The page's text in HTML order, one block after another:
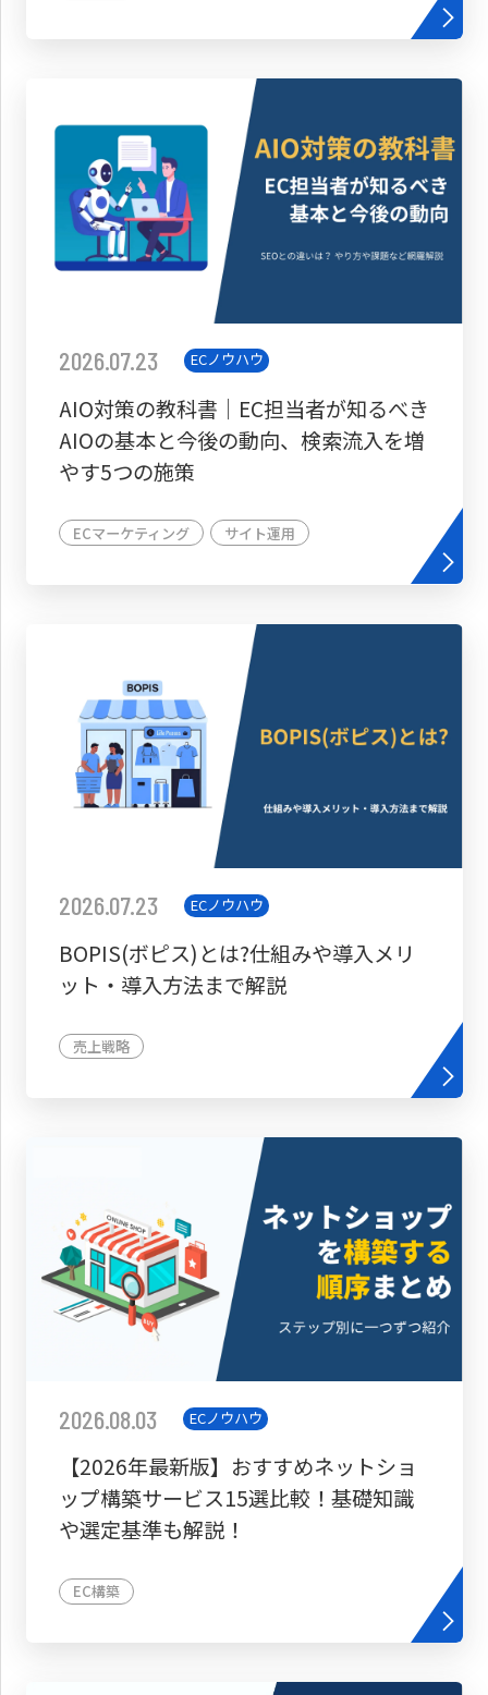
2026.07.23 ECノウハウ
AIO対策の教科書│EC担当者が知るべき
AIOの基本と今後の動向、検索流入を増
やす5つの施策
ECマーケティング サイト運用
2026.07.23 ECノウハウ
BOPIS(ボピス)とは?仕組みや導入メリ
ット・導入方法まで解説
売上戦略
2026.08.03 ECノウハウ
【2026年最新版】おすすめネットショ
ップ構築サービス15選比較！基礎知識
や選定基準も解説！
EC構築